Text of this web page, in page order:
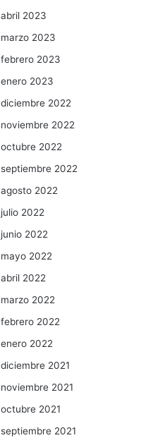
abril 2023
marzo 2023
febrero 2023
enero 2023
diciembre 2022
noviembre 2022
octubre 2022
septiembre 2022
agosto 2022
julio 2022
junio 2022
mayo 2022
abril 2022
marzo 2022
febrero 2022
enero 2022
diciembre 2021
noviembre 2021
octubre 2021
septiembre 2021